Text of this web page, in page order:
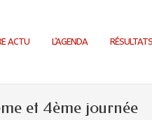
ACTU L’AGENDA
et 4ème journée